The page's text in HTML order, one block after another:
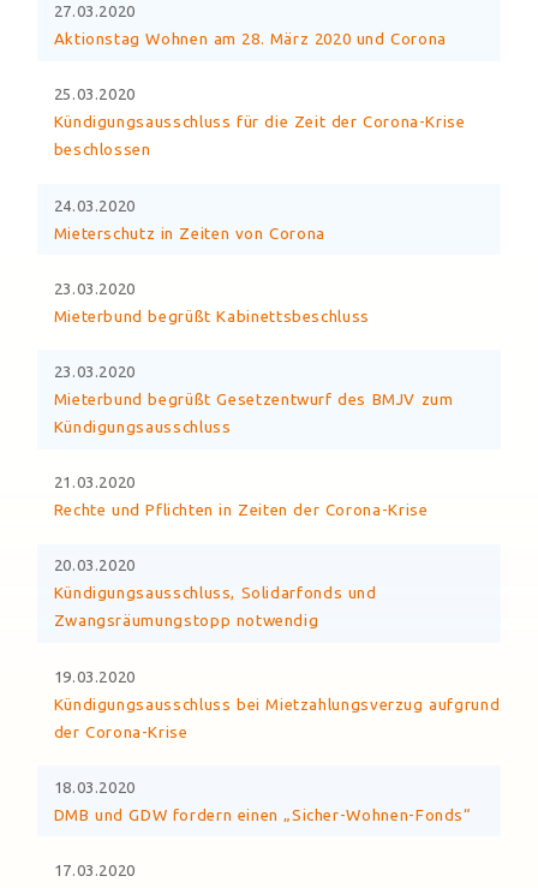
27.03.2020
Aktionstag Wohnen am 28. März 2020 und Corona
25.03.2020
Kündigungsausschluss für die Zeit der Corona-Krise
beschlossen
24.03.2020
Mieterschutz in Zeiten von Corona
23.03.2020
Mieterbund begrüßt Kabinettsbeschluss
23.03.2020
Mieterbund begrüßt Gesetzentwurf des BMJV zum
Kündigungsausschluss
21.03.2020
Rechte und Pflichten in Zeiten der Corona-Krise
20.03.2020
Kündigungsausschluss, Solidarfonds und
Zwangsräumungstopp notwendig
19.03.2020
Kündigungsausschluss bei Mietzahlungsverzug aufgrund
der Corona-Krise
18.03.2020
DMB und GDW fordern einen „Sicher-Wohnen-Fonds“
17.03.2020